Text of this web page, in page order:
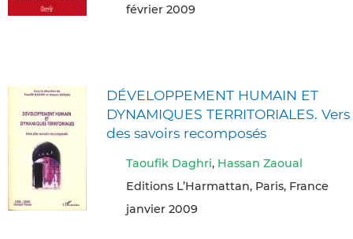
février 2009
DÉVELOPPEMENT HUMAIN ET
DYNAMIQUES TERRITORIALES. Vers
des savoirs recomposés
Taoufik Daghri, Hassan Zaoual
Editions L’Harmattan, Paris, France
janvier 2009